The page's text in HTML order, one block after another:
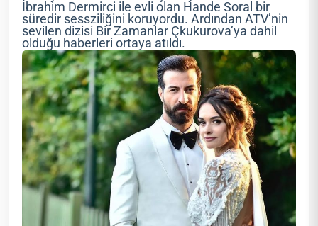
İbrahim Dermirci ile evli olan Hande Soral bir
süredir sessziliğini koruyordu. Ardından ATV’nin
sevilen dizisi Bir Zamanlar Çkukurova’ya dahil
olduğu haberleri ortaya atıldı.